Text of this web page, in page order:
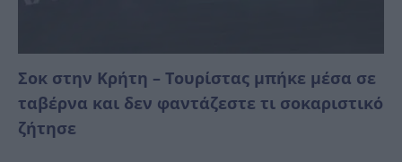
Σοκ στην Κρήτη – Τουρίστας μπήκε μέσα σε
ταβέρνα και δεν φαντάζεστε τι σοκαριστικό
ζήτησε